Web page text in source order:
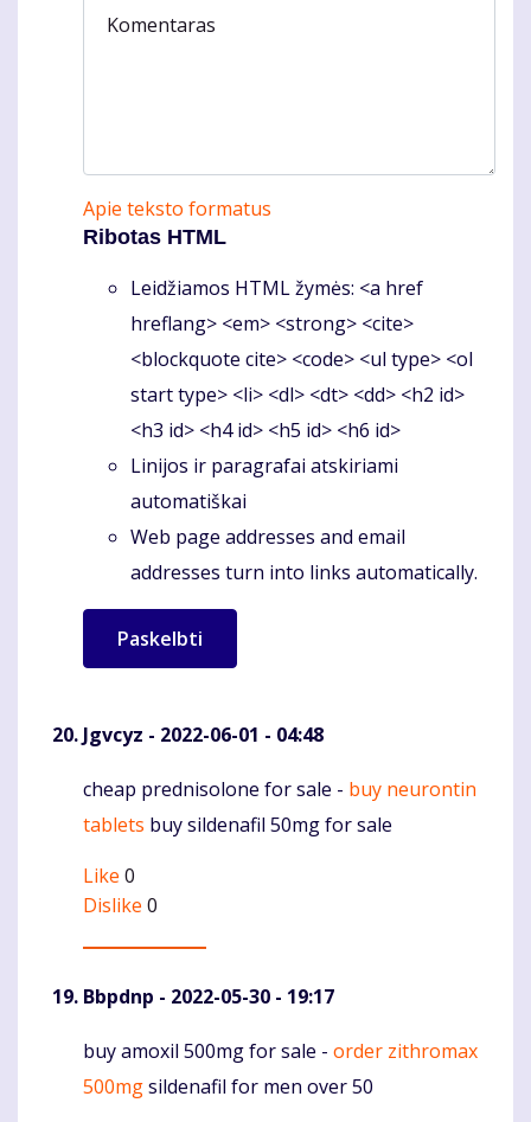
Komentaras
Apie teksto formatus
Ribotas HTML
Leidžiamos HTML žymės: <a href
hreflang> <em> <strong> <cite>
<blockquote cite> <code> <ul type> <ol
start type> <li> <dl> <dt> <dd> <h2 id>
<h3 id> <h4 id> <h5 id> <h6 id>
Linijos ir paragrafai atskiriami
automatiškai
Web page addresses and email
addresses turn into links automatically.
Jgvcyz - 2022-06-01 - 04:48
Komentaras
cheap prednisolone for sale - buy neurontin
tablets buy sildenafil 50mg for sale
Like 0
Dislike 0
Bbpdnp - 2022-05-30 - 19:17
Komentaras
buy amoxil 500mg for sale - order zithromax
500mgsildenafil for men over 50